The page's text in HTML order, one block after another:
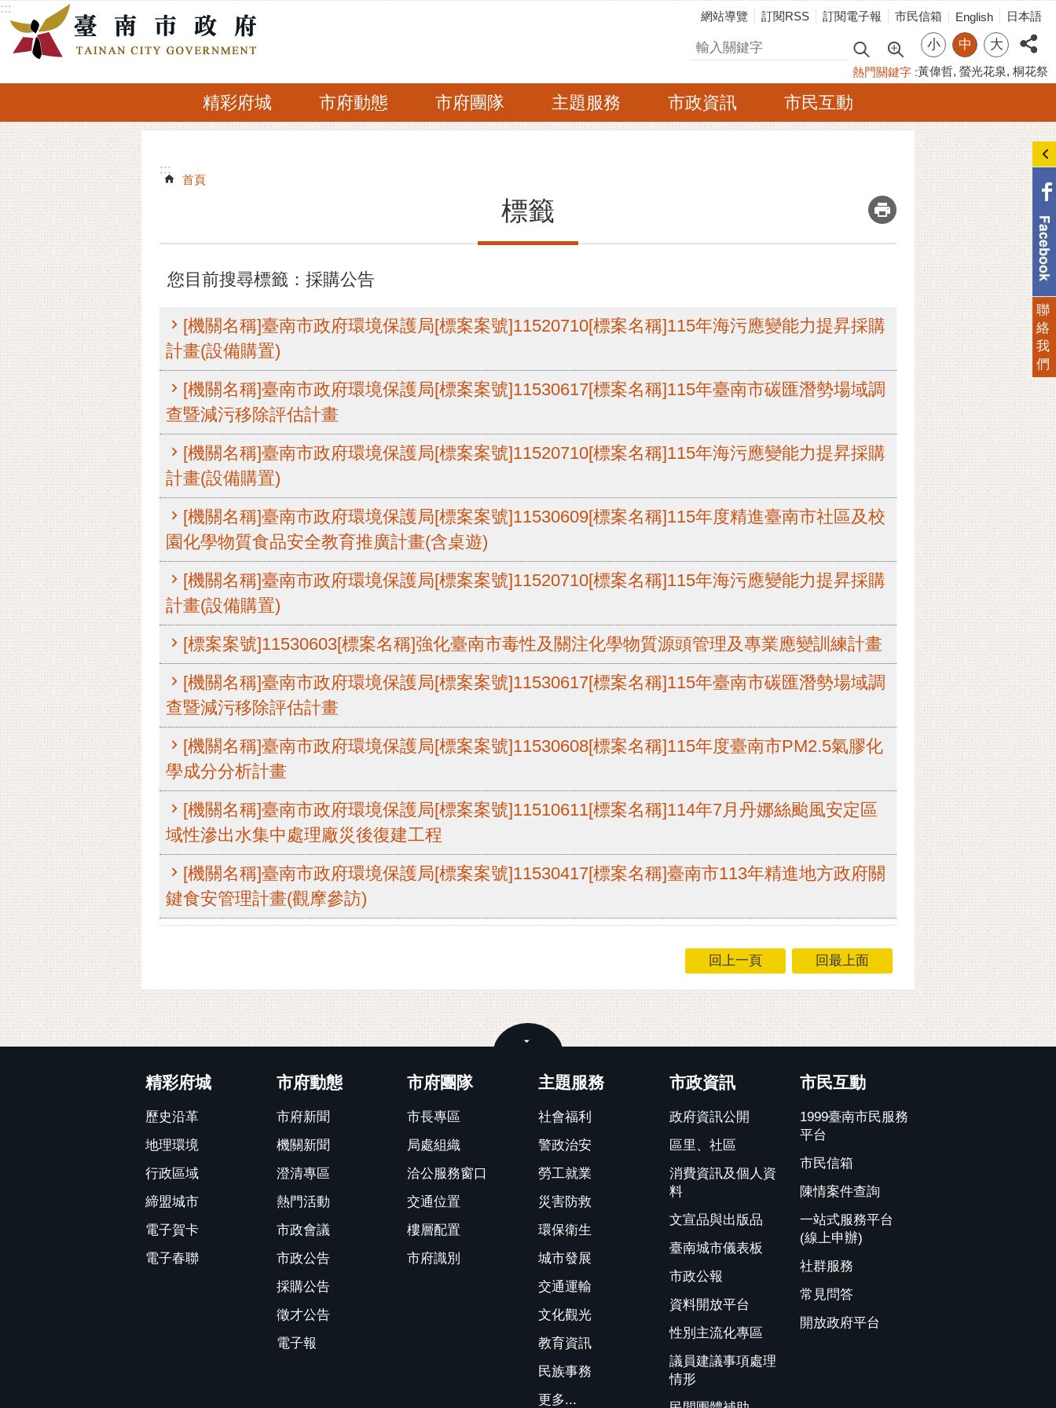
跳到主要內容區塊
:::
網站導覽 訂閱RSS 訂閱電子報 市民信箱 English 日本語
搜尋 小 中 大
熱門關鍵字 黃偉哲 螢光花泉 桐花祭
精彩府城 市府動態 市府團隊 主題服務 市政資訊 市民互動
:::
:::
首頁
標籤 _
您目前搜尋標籤：採購公告
[機關名稱]臺南市政府環境保護局[標案案號]11520710[標案名稱]115年海污應變能力提昇採購
計畫(設備購置)
[機關名稱]臺南市政府環境保護局[標案案號]11530617[標案名稱]115年臺南市碳匯潛勢場域調
查暨減污移除評估計畫
[機關名稱]臺南市政府環境保護局[標案案號]11520710[標案名稱]115年海污應變能力提昇採購
計畫(設備購置)
[機關名稱]臺南市政府環境保護局[標案案號]11530609[標案名稱]115年度精進臺南市社區及校
園化學物質食品安全教育推廣計畫(含桌遊)
[機關名稱]臺南市政府環境保護局[標案案號]11520710[標案名稱]115年海污應變能力提昇採購
計畫(設備購置)
[標案案號]11530603[標案名稱]強化臺南市毒性及關注化學物質源頭管理及專業應變訓練計畫
[機關名稱]臺南市政府環境保護局[標案案號]11530617[標案名稱]115年臺南市碳匯潛勢場域調
查暨減污移除評估計畫
[機關名稱]臺南市政府環境保護局[標案案號]11530608[標案名稱]115年度臺南市PM2.5氣膠化
學成分分析計畫
[機關名稱]臺南市政府環境保護局[標案案號]11510611[標案名稱]114年7月丹娜絲颱風安定區
域性滲出水集中處理廠災後復建工程
[機關名稱]臺南市政府環境保護局[標案案號]11530417[標案名稱]臺南市113年精進地方政府關
鍵食安管理計畫(觀摩參訪)
回上一頁 回最上面
精彩府城
歷史沿革
地理環境
行政區域
締盟城市
電子賀卡
電子春聯
市府動態
市府新聞
機關新聞
澄清專區
熱門活動
市政會議
市政公告
採購公告
徵才公告
電子報
市府團隊
市長專區
局處組織
洽公服務窗口
交通位置
樓層配置
市府識別
主題服務
社會福利
警政治安
勞工就業
災害防救
環保衛生
城市發展
交通運輸
文化觀光
教育資訊
民族事務
更多...
市政資訊
政府資訊公開
區里、社區
消費資訊及個人資
料
文宣品與出版品
臺南城市儀表板
市政公報
資料開放平台
性別主流化專區
議員建議事項處理
情形
市民互動
1999臺南市民服務
平台
市民信箱
陳情案件查詢
一站式服務平台
(線上申辦)
社群服務
常見問答
開放政府平台
聯
絡
我
們